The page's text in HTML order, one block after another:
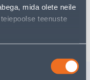
mida olete neile
teenuste
5 tööpäeva